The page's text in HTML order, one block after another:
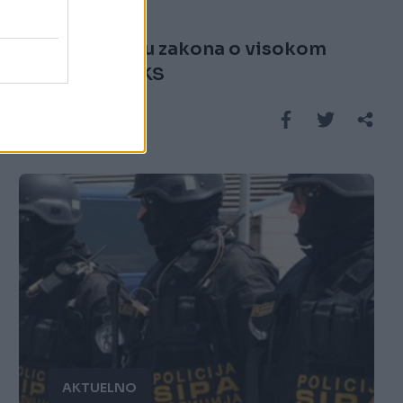
SPUS o Nacrtu zakona o visokom
obrazovanju KS
AKTUELNO